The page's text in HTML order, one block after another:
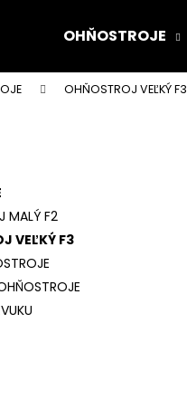
OHŇOSTROJE
OHŇOSTROJ VEĽKÝ F3
MALÝ F2
VEĽKÝ F3